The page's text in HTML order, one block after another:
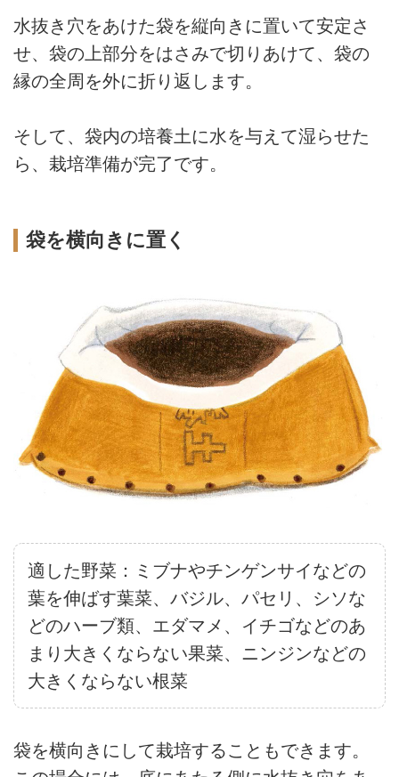
水抜き穴をあけた袋を縦向きに置いて安定さ
せ、袋の上部分をはさみで切りあけて、袋の
縁の全周を外に折り返します。
そして、袋内の培養土に水を与えて湿らせた
ら、栽培準備が完了です。
袋を横向きに置く
適した野菜：ミブナやチンゲンサイなどの
葉を伸ばす葉菜、バジル、パセリ、シソな
どのハーブ類、エダマメ、イチゴなどのあ
まり大きくならない果菜、ニンジンなどの
大きくならない根菜
袋を横向きにして栽培することもできます。